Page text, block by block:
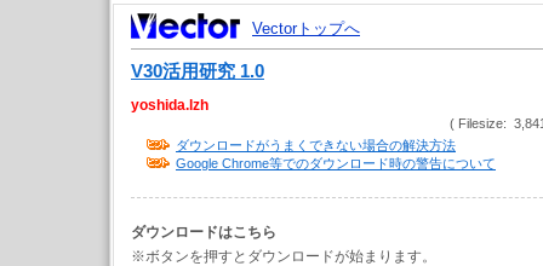
Vectorトップへ
V30活用研究 1.0
yoshida.lzh
( Filesize:
ダウンロードがうまくできない場合の解決方法
Google Chrome等でのダウンロード時の警告について
ダウンロードはこちら
※ボタンを押すとダウンロードが始まります。